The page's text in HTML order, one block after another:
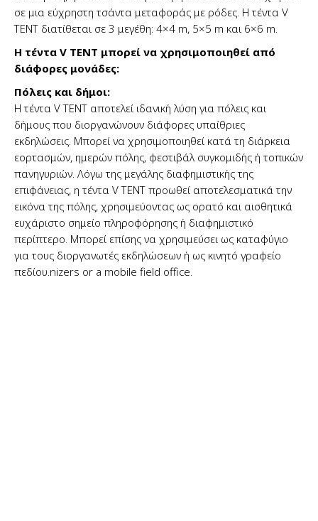
σε μια εύχρηστη τσάντα μεταφοράς με ρόδες. Η τέντα V
TENT διατίθεται σε 3 μεγέθη: 4×4 m, 5×5 m και 6×6 m.
Η τέντα V TENT μπορεί να χρησιμοποιηθεί από
διάφορες μονάδες:
Πόλεις και δήμοι:
Η τέντα V TENT αποτελεί ιδανική λύση για πόλεις και
δήμους που διοργανώνουν διάφορες υπαίθριες
εκδηλώσεις. Μπορεί να χρησιμοποιηθεί κατά τη διάρκεια
εορτασμών, ημερών πόλης, φεστιβάλ συγκομιδής ή τοπικών
πανηγυριών. Λόγω της μεγάλης διαφημιστικής της
επιφάνειας, η τέντα V TENT προωθεί αποτελεσματικά την
εικόνα της πόλης, χρησιμεύοντας ως ορατό και αισθητικά
ευχάριστο σημείο πληροφόρησης ή διαφημιστικό
περίπτερο. Μπορεί επίσης να χρησιμεύσει ως καταφύγιο
για τους διοργανωτές εκδηλώσεων ή ως κινητό γραφείο
πεδίου.nizers or a mobile field office.